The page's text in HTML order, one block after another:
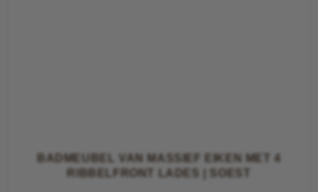
BADMEUBEL VAN MASSIEF EIKEN MET 4
RIBBELFRONT LADES | SOEST